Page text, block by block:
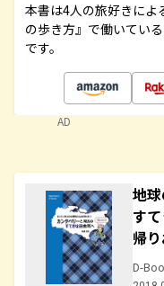
本書は4人の旅好きによ
の歩き方』で働いてい
です。
AD
地
す
帰
D-